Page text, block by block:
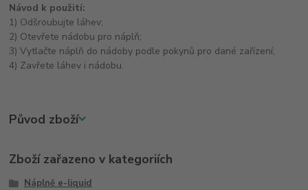
Návod k použití:
1) Odšroubujte láhev;
2) Otevřete nádobu pro náplň;
3) Vytlačte náplň do nádoby podle pokynů pro dané zařízení;
4) Zavřete láhev i nádobu.
Původ zboží
Zboží zařazeno v kategoriích
Náplně e-liquid